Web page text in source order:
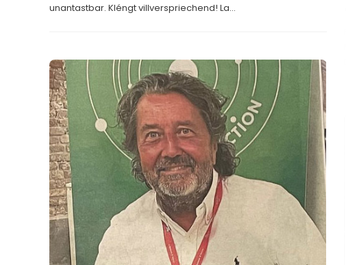
unantastbar. Kléngt villverspriechend! La...